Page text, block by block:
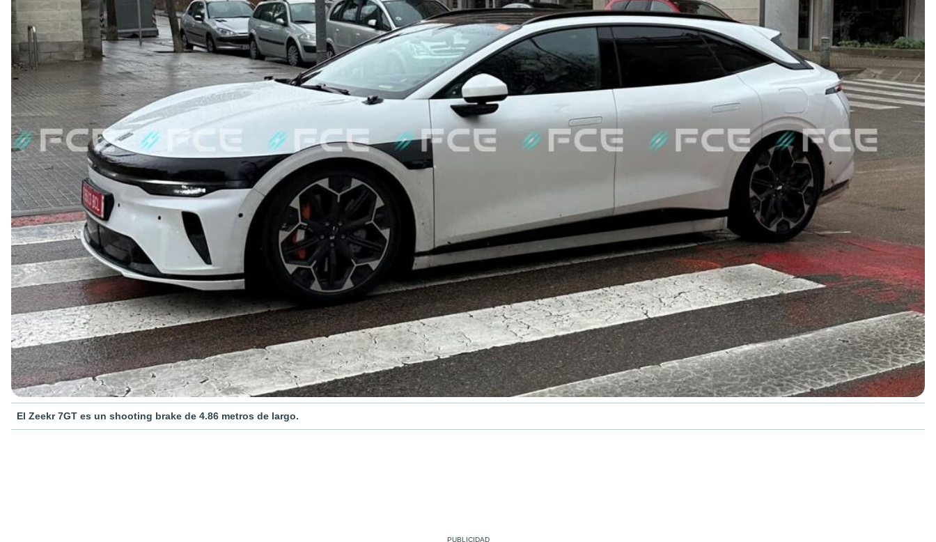
El Zeekr 7GT es un shooting brake de 4.86 metros de largo.